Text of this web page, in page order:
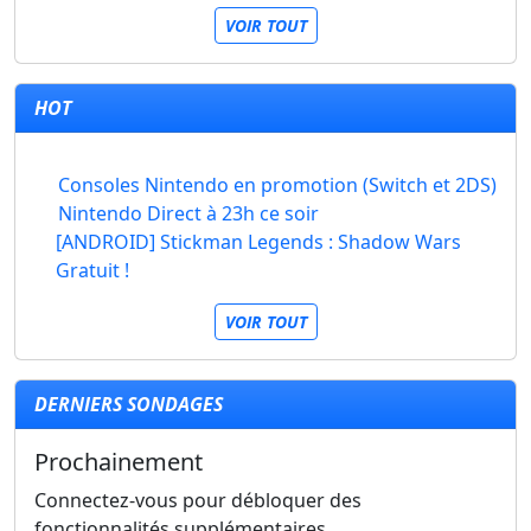
VOIR TOUT
HOT
Consoles Nintendo en promotion (Switch et 2DS)
Nintendo Direct à 23h ce soir
[ANDROID] Stickman Legends : Shadow Wars
Gratuit !
VOIR TOUT
DERNIERS SONDAGES
Prochainement
Connectez-vous pour débloquer des